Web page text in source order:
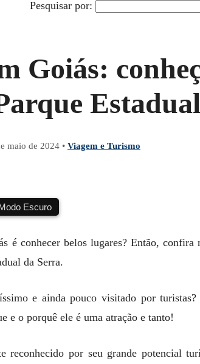
Pesquisar por:
Goiás:
maio de 2024 • Viagem e Turismo
Escuro
é conhecer belos lugares? Então, confira
da Serra.
e ainda pouco visitado por
e o porquê ele é uma atração e tanto!
reconhecido por seu grande potencial